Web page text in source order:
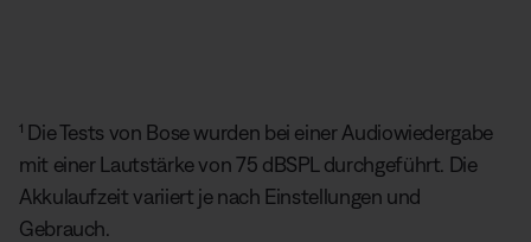
¹ Die Tests von Bose wurden bei einer Audiowiedergabe
mit einer Lautstärke von 75 dBSPL durchgeführt. Die
Akkulaufzeit variiert je nach Einstellungen und
Gebrauch.